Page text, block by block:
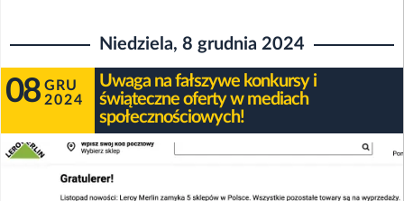
Niedziela, 8 grudnia 2024
08 GRU
2024
Uwaga na fałszywe konkursy i
świąteczne oferty w mediach
społecznościowych!